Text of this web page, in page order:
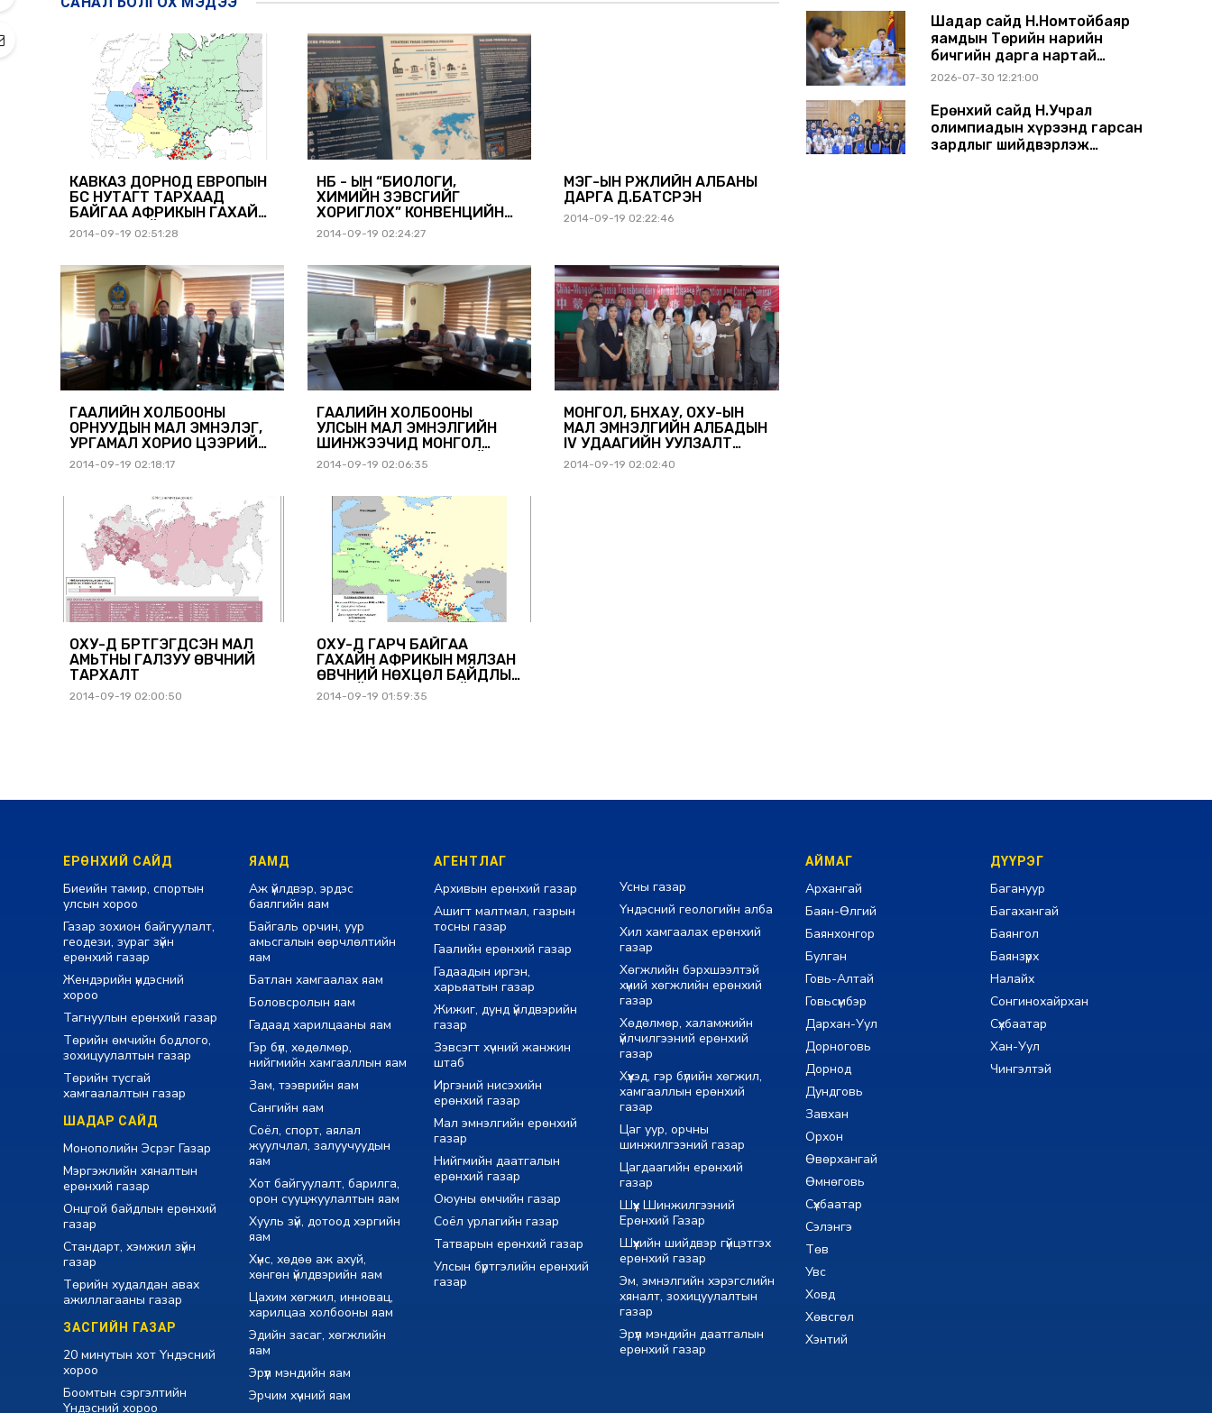
КАВКАЗ ДОРНОД ЕВРОПЫН
БҮС НУТАГТ ТАРХААД
БАЙГАА АФРИКЫН ГАХАЙН
МЯЛЗАНГИЙН ТАРХАЛТЫН
МЭДЭЭЛЭЛ
2014-09-19 02:51:28
НҮБ - ЫН “БИОЛОГИ,
ХИМИЙН ЗЭВСГИЙГ
ХОРИГЛОХ” КОНВЕНЦИЙН
2014 ОНЫ
МЭРГЭЖИЛТНҮҮДИЙН
2014-09-19 02:24:27
МЭҮГ-ЫН ҮРЖЛИЙН АЛБАНЫ
ДАРГА Д.БАТСҮРЭН
2014-09-19 02:22:46
ГААЛИЙН ХОЛБООНЫ
ОРНУУДЫН МАЛ ЭМНЭЛЭГ,
УРГАМАЛ ХОРИО ЦЭЭРИЙН
ШИНЖЭЭЧИД МОНГОЛ
2014-09-19 02:18:17
ГААЛИЙН ХОЛБООНЫ
УЛСЫН МАЛ ЭМНЭЛГИЙН
ШИНЖЭЭЧИД МОНГОЛ
УЛСАД АЖИЛЛАЖ БАЙНА.
2014-09-19 02:06:35
МОНГОЛ, БНХАУ, ОХУ-ЫН
МАЛ ЭМНЭЛГИЙН АЛБАДЫН
IV УДААГИЙН УУЛЗАЛТ
БОЛЛОО.
2014-09-19 02:02:40
ОХУ-Д БҮРТГЭГДСЭН МАЛ
АМЬТНЫ ГАЛЗУУ ӨВЧНИЙ
ТАРХАЛТ
2014-09-19 02:00:50
ОХУ-Д ГАРЧ БАЙГАА
ГАХАЙН АФРИКЫН МЯЛЗАН
ӨВЧНИЙ НӨХЦӨЛ БАЙДЛЫН
ТУХАЙ ДЭЛГЭРЭНГҮЙ
МЭДЭЭЛЭЛ
2014-09-19 01:59:35
Шадар сайд Н.Номтойбаяр
яамдын Төрийн нарийн
бичгийн дарга нартай
шуурхай хуралдлаа
2026-07-30 12:21:00
Ерөнхий сайд Н.Учрал
олимпиадын хүрээнд гарсан
зардлыг шийдвэрлэж
ЕРӨНХИЙ САЙД
Биеийн тамир, спортын
улсын хороо
Газар зохион байгуулалт,
геодези, зураг зүйн
ерөнхий газар
Жендэрийн үндэсний
хороо
Тагнуулын ерөнхий газар
Төрийн өмчийн бодлого,
зохицуулалтын газар
Төрийн тусгай
хамгаалалтын газар
ШАДАР САЙД
Монополийн Эсрэг Газар
Мэргэжлийн хяналтын
ерөнхий газар
Онцгой байдлын ерөнхий
газар
Стандарт, хэмжил зүйн
газар
Төрийн худалдан авах
ажиллагааны газар
ЗАСГИЙН ГАЗАР
20 минутын хот Үндэсний
хороо
Боомтын сэргэлтийн
Үндэсний хороо
ЯАМД
Аж үйлдвэр, эрдэс
баялгийн яам
Байгаль орчин, уур
амьсгалын өөрчлөлтийн
яам
Батлан хамгаалах яам
Боловсролын яам
Гадаад харилцааны яам
Гэр бүл, хөдөлмөр,
нийгмийн хамгааллын яам
Зам, тээврийн яам
Сангийн яам
Соёл, спорт, аялал
жуулчлал, залуучуудын
яам
Хот байгуулалт, барилга,
орон сууцжуулалтын яам
Хууль зүй, дотоод хэргийн
яам
Хүнс, хөдөө аж ахуй,
хөнгөн үйлдвэрийн яам
Цахим хөгжил, инновац,
харилцаа холбооны яам
Эдийн засаг, хөгжлийн
яам
Эрүүл мэндийн яам
Эрчим хүчний яам
АГЕНТЛАГ
Архивын ерөнхий газар
Ашигт малтмал, газрын
тосны газар
Гаалийн ерөнхий газар
Гадаадын иргэн,
харьяатын газар
Жижиг, дунд үйлдвэрийн
газар
Зэвсэгт хүчний жанжин
штаб
Иргэний нисэхийн
ерөнхий газар
Мал эмнэлгийн ерөнхий
газар
Нийгмийн даатгалын
ерөнхий газар
Оюуны өмчийн газар
Соёл урлагийн газар
Татварын ерөнхий газар
Улсын бүртгэлийн ерөнхий
газар
Усны газар
Үндэсний геологийн алба
Хил хамгаалах ерөнхий
газар
Хөгжлийн бэрхшээлтэй
хүний хөгжлийн ерөнхий
газар
Хөдөлмөр, халамжийн
үйлчилгээний ерөнхий
газар
Хүүхэд, гэр бүлийн хөгжил,
хамгааллын ерөнхий
газар
Цаг уур, орчны
шинжилгээний газар
Цагдаагийн ерөнхий
газар
Шүүх Шинжилгээний
Ерөнхий Газар
Шүүхийн шийдвэр гүйцэтгэх
ерөнхий газар
Эм, эмнэлгийн хэрэгслийн
хяналт, зохицуулалтын
газар
Эрүүл мэндийн даатгалын
ерөнхий газар
АЙМАГ
Архангай
Баян-Өлгий
Баянхонгор
Булган
Говь-Алтай
Говьсүмбэр
Дархан-Уул
Дорноговь
Дорнод
Дундговь
Завхан
Орхон
Өвөрхангай
Өмнөговь
Сүхбаатар
Сэлэнгэ
Төв
Увс
Ховд
Хөвсгөл
Хэнтий
ДҮҮРЭГ
Багануур
Багахангай
Баянгол
Баянзүрх
Налайх
Сонгинохайрхан
Сүхбаатар
Хан-Уул
Чингэлтэй